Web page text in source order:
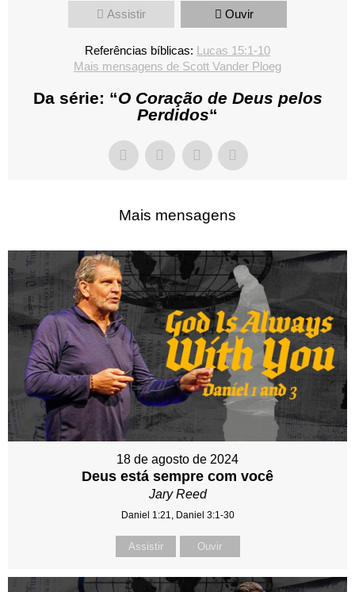
Assistir Ouvir
Referências bíblicas: Lucas 15:1-10
Mais mensagens de Scott Vander Ploeg
Da série: “O Coração de Deus pelos
Perdidos“
Mais mensagens
18 de agosto de 2024
Deus está sempre com você
Jary Reed
Daniel 1:21, Daniel 3:1-30
Assistir Ouvir